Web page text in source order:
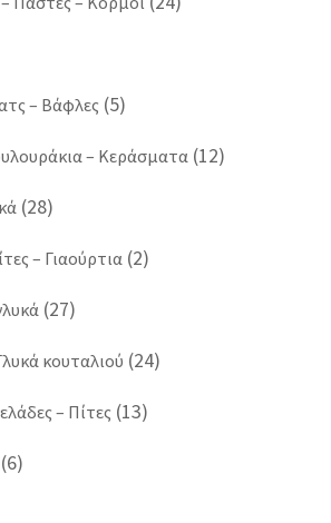
– Βάφλες (5)
– Κεράσματα (12)
(28)
– Γιαούρτια (2)
(27)
κουταλιού (24)
– Πίτες (13)
(6)